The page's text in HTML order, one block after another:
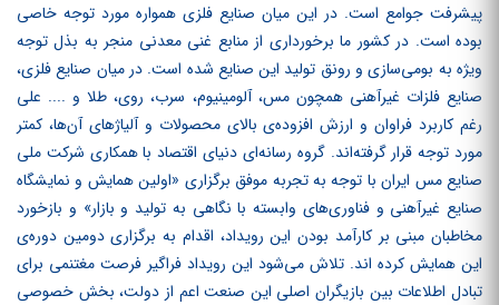
پیشرفت جوامع است. در این میان صنایع فلزی همواره مورد توجه خاصی
بوده است. در کشور ما برخورداری از منابع غنی معدنی منجر به بذل توجه
ویژه به بومی‌سازی و رونق تولید این صنایع شده است. در میان صنایع فلزی،
صنایع فلزات غیرآهنی همچون مس، آلومینیوم، سرب، روی، طلا و .... علی
رغم کاربرد فراوان و ارزش افزوده‌ی بالای محصولات و آلیاژهای آن‌ها، کمتر
مورد توجه قرار گرفته‌اند. گروه رسانه‌ای دنیای اقتصاد با همکاری شرکت ملی
صنایع مس ایران با توجه به تجربه موفق برگزاری «اولین همایش و نمایشگاه
صنایع غیرآهنی و فناوری‌های وابسته با نگاهی به تولید و بازار» و بازخورد
مخاطبان مبنی بر کارآمد بودن این رویداد، اقدام به برگزاری دومین دوره‌ی
این همایش کرده ‏اند. تلاش می‌شود این رویداد فراگیر فرصت مغتنمی برای
تبادل اطلاعات بین بازیگران اصلی این صنعت اعم از دولت، بخش خصوصی